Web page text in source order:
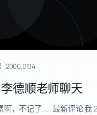
2006.01.14
德顺老师聊天
啊，不记了…… 最新评论 我